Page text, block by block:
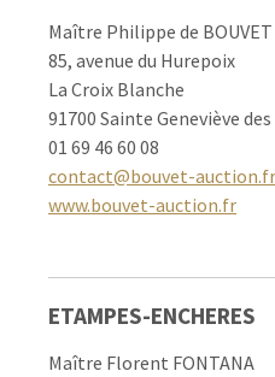
Maître Philippe de BOUVET
85, avenue du Hurepoix
La Croix Blanche
91700 Sainte Geneviève
01 69 46 60 08
contact@bouvet-auction.fr
www.bouvet-auction.fr
ETAMPES-ENCHERES
Maître Florent FONTANA